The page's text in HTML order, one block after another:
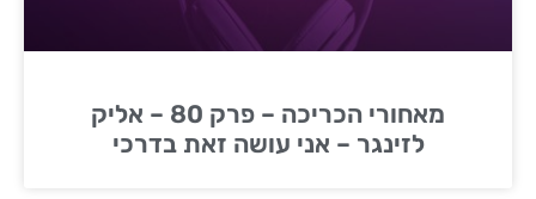
מאחורי הכריכה – פרק 80 – אליק
לזינגר – אני עושה זאת בדרכי